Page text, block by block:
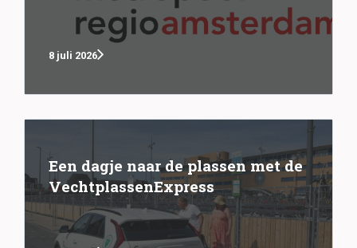
8 juli 2026
Een dagje naar de plassen met de
VechtplassenExpress